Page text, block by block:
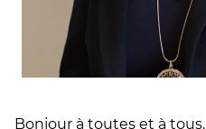
Bonjour à toutes et à tous,